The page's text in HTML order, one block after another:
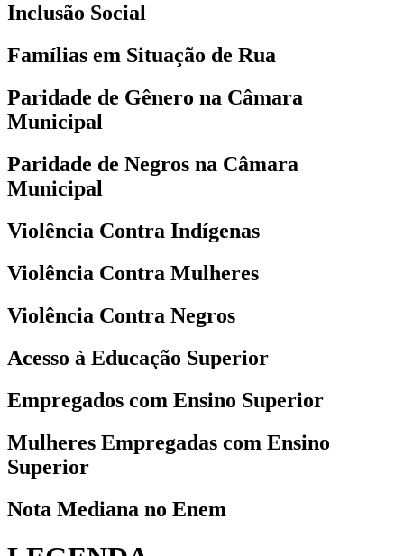
Inclusão Social
Famílias em Situação de Rua
Paridade de Gênero na Câmara
Municipal
Paridade de Negros na Câmara
Municipal
Violência Contra Indígenas
Violência Contra Mulheres
Violência Contra Negros
Acesso à Educação Superior
Empregados com Ensino Superior
Mulheres Empregadas com Ensino
Superior
Nota Mediana no Enem